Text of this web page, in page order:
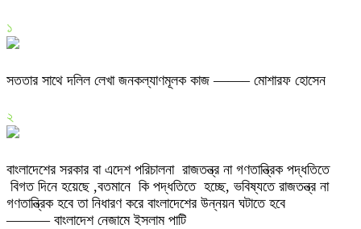
১
সততার সাথে দলিল লেখা জনকল্যাণমূলক কাজ ——– মোশারফ হোসেন
২
বাংলাদেশের সরকার বা এদেশ পরিচালনা রাজতন্ত্র না গণতান্ত্রিক পদ্ধতিতে
বিগত দিনে হয়েছে ,বতমানে কি পদ্ধতিতে হচ্ছে, ভবিষ্যতে রাজতন্ত্র না
গণতান্ত্রিক হবে তা নিধারণ করে বাংলাদেশের উন্নয়ন ঘটাতে হবে
——— বাংলাদেশ নেজামে ইসলাম পাটি